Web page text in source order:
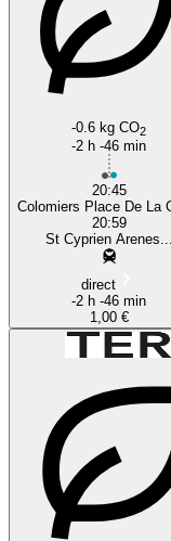
-0.6 kg CO2
-2 h -46 min
20:45
Colomiers Place De La
20:59
St Cyprien Arenes...
direct
-2 h -46 min
1,00 €